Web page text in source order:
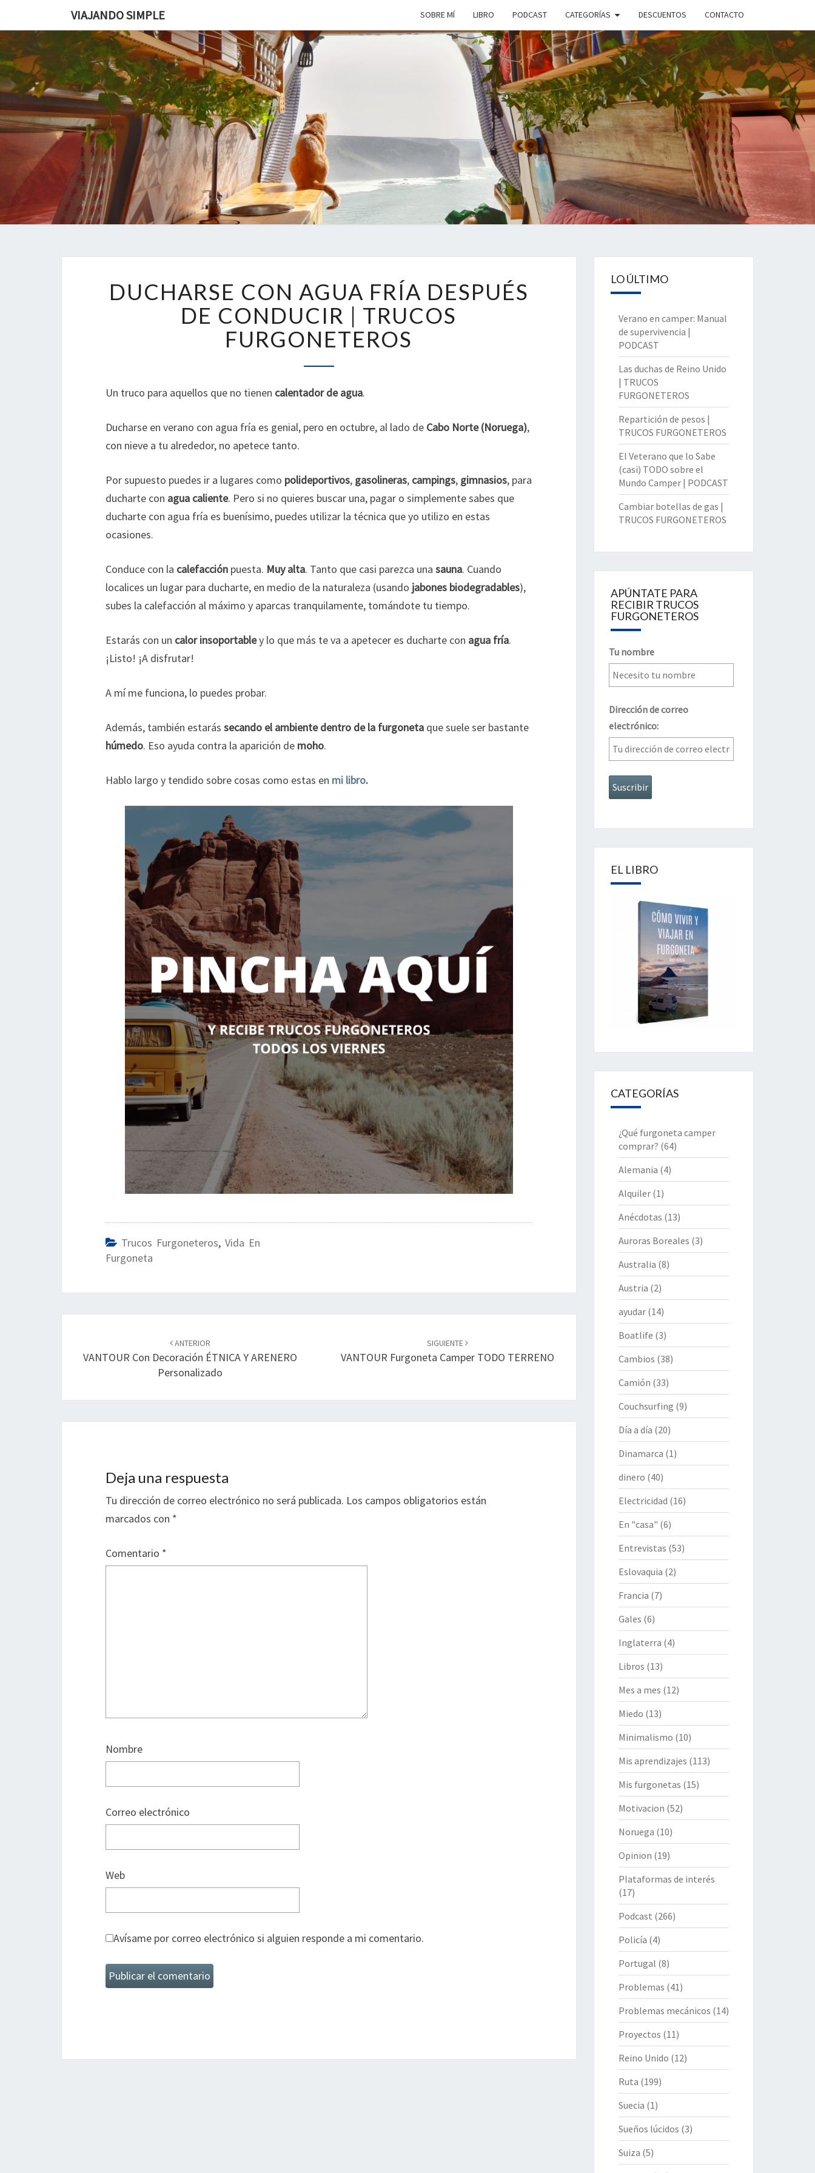
VIAJANDO SIMPLE SOBRE MÍ LIBRO PODCAST CATEGORÍAS DESCUENTOS CONTACTO
VIAJANDO
SIMPLE
Viviendo
En Un
Camión
Camper
Por
CON
AGUA
FRÍA
DESPUÉS
DE
CONDUCIR
TRUCOS
DUCHARSE CON AGUA FRÍA DESPUÉS
DE CONDUCIR | TRUCOS
FURGONETEROS
Un truco para aquellos que no tienen calentador de agua.
Ducharse en verano con agua fría es genial, pero en octubre, al lado de Cabo Norte (Noruega),
con nieve a tu alrededor, no apetece tanto.
Por supuesto puedes ir a lugares como polideportivos, gasolineras, campings, gimnasios, para
ducharte con agua caliente. Pero si no quieres buscar una, pagar o simplemente sabes que
ducharte con agua fría es buenísimo, puedes utilizar la técnica que yo utilizo en estas
ocasiones.
Conduce con la calefacción puesta. Muy alta. Tanto que casi parezca una sauna. Cuando
localices un lugar para ducharte, en medio de la naturaleza (usando jabones biodegradables),
subes la calefacción al máximo y aparcas tranquilamente, tomándote tu tiempo.
Estarás con un calor insoportabley lo que más te va a apetecer es ducharte con agua fría.
¡Listo! ¡A disfrutar!
A mí me funciona, lo puedes probar.
Además, también estarás secando el ambiente dentro de la furgoneta que suele ser bastante
húmedo. Eso ayuda contra la aparición de moho.
Hablo largo y tendido sobre cosas como estas en mi libro.
Trucos Furgoneteros, Vida En
Furgoneta
entradas
ANTERIOR
VANTOUR Con Decoración ÉTNICA Y ARENERO
Personalizado
SIGUIENTE
VANTOUR Furgoneta Camper TODO TERRENO
Deja una respuesta
Tu dirección de correo electrónico no será publicada. Los campos obligatorios están
marcados con *
Comentario *
Nombre
Correo electrónico
Web
Avísame por correo electrónico si alguien responde a mi comentario.
LO ÚLTIMO
Verano en camper: Manual
de supervivencia |
PODCAST
Las duchas de Reino Unido
| TRUCOS
FURGONETEROS
Repartición de pesos |
TRUCOS FURGONETEROS
El Veterano que lo Sabe
(casi) TODO sobre el
Mundo Camper | PODCAST
Cambiar botellas de gas |
TRUCOS FURGONETEROS
APÚNTATE PARA
RECIBIR TRUCOS
FURGONETEROS
Tu nombre
Dirección de correo
electrónico:
EL LIBRO
CATEGORÍAS
¿Qué furgoneta camper
comprar? (64)
Alemania (4)
Alquiler(1)
Anécdotas (13)
Auroras Boreales (3)
Australia (8)
Austria (2)
ayudar(14)
Boatlife (3)
Cambios (38)
Camión (33)
Couchsurfing (9)
Día a día (20)
Dinamarca (1)
dinero (40)
Electricidad (16)
En "casa" (6)
Entrevistas (53)
Eslovaquia (2)
Francia (7)
Gales (6)
Inglaterra (4)
Libros (13)
Mes a mes (12)
Miedo (13)
Minimalismo (10)
Mis aprendizajes (113)
Mis furgonetas (15)
Motivacion (52)
Noruega (10)
Opinion (19)
Plataformas de interés
(17)
Podcast (266)
Policía (4)
Portugal (8)
Problemas (41)
Problemas mecánicos (14)
Proyectos (11)
Reino Unido (12)
Ruta (199)
Suecia (1)
Sueños lúcidos (3)
Suiza (5)